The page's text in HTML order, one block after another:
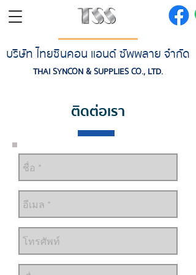
THAI SYNCON & SUPPLIES CO., LTD.
บริษัท ไทยซินคอน แอนด์ ซัพพลาย จำกัด
ติดต่อเรา